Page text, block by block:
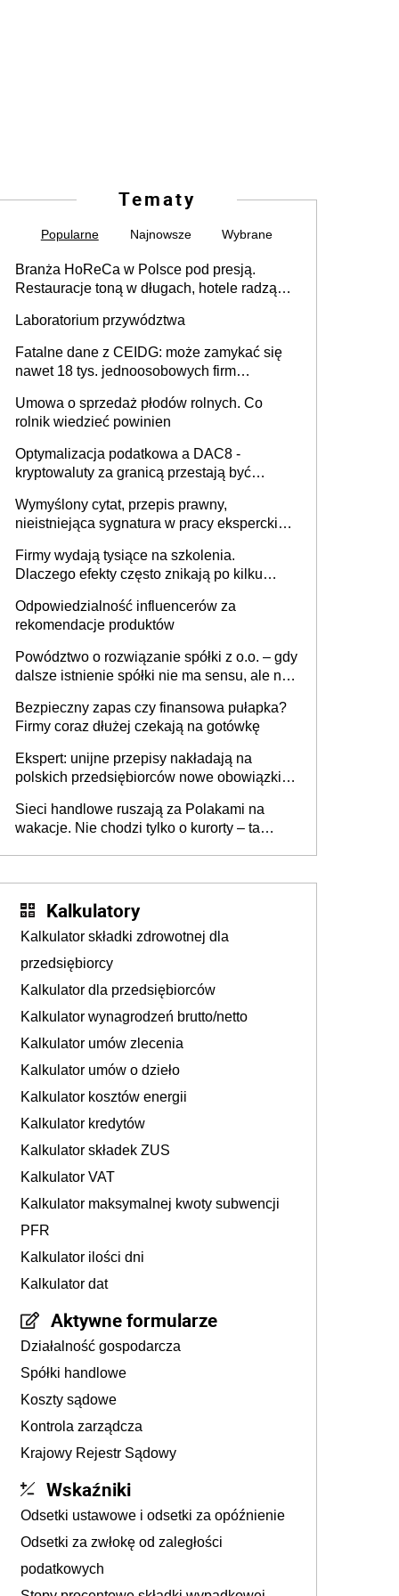
Tematy
Popularne Najnowsze Wybrane
Branża HoReCa w Polsce pod presją.
Restauracje toną w długach, hotele radzą
Laboratorium przywództwa
Fatalne dane z CEIDG: może zamykać się
nawet 18 tys. jednoosobowych firm
Umowa o sprzedaż płodów rolnych. Co
rolnik wiedzieć powinien
Optymalizacja podatkowa a DAC8 -
kryptowaluty za granicą przestają być
Wymyślony cytat, przepis prawny,
nieistniejąca sygnatura w pracy eksperckiej -
firmie
Firmy wydają tysiące na szkolenia.
Dlaczego efekty często znikają po kilku
Odpowiedzialność influencerów za
rekomendacje produktów
Powództwo o rozwiązanie spółki z o.o. – gdy
dalsze istnienie spółki nie ma sensu, ale nie
Bezpieczny zapas czy finansowa pułapka?
Firmy coraz dłużej czekają na gotówkę
Ekspert: unijne przepisy nakładają na
polskich przedsiębiorców nowe obowiązki w
Sieci handlowe ruszają za Polakami na
wakacje. Nie chodzi tylko o kurorty – ta
Kalkulatory
Kalkulator składki zdrowotnej dla
przedsiębiorcy
Kalkulator dla przedsiębiorców
Kalkulator wynagrodzeń brutto/netto
Kalkulator umów zlecenia
Kalkulator umów o dzieło
Kalkulator kosztów energii
Kalkulator kredytów
Kalkulator składek ZUS
Kalkulator VAT
Kalkulator maksymalnej kwoty subwencji
PFR
Kalkulator ilości dni
Kalkulator dat
Aktywne formularze
Działalność gospodarcza
Spółki handlowe
Koszty sądowe
Kontrola zarządcza
Krajowy Rejestr Sądowy
Wskaźniki
Odsetki ustawowe i odsetki za opóźnienie
Odsetki za zwłokę od zaległości
podatkowych